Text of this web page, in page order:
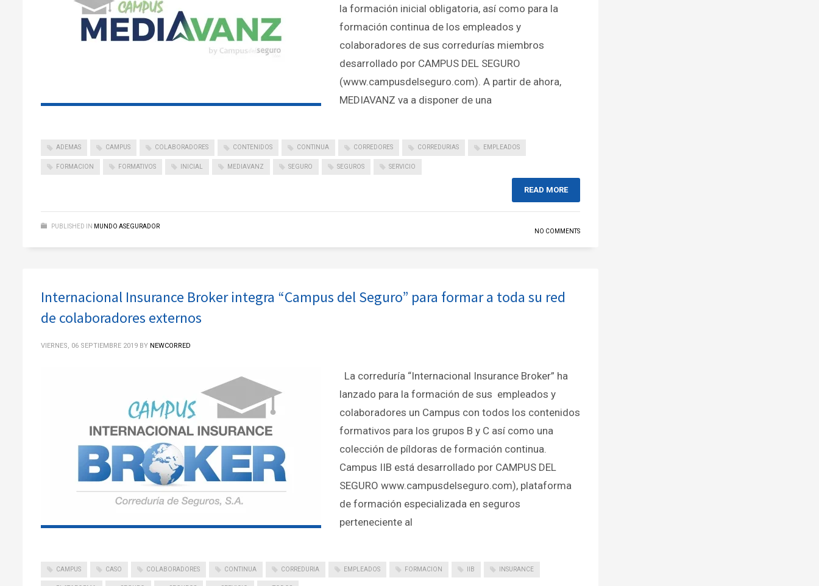
la formación inicial obligatoria, así como para la
formación continua de los empleados y
colaboradores de sus corredurías miembros
desarrollado por CAMPUS DEL SEGURO
(www.campusdelseguro.com). A partir de ahora,
MEDIAVANZ va a disponer de una
ADEMAS CAMPUS COLABORADORES CONTENIDOS CONTINUA CORREDORES CORREDURIAS EMPLEADOS
FORMACION FORMATIVOS INICIAL MEDIAVANZ SEGURO SEGUROS SERVICIO
READ MORE
PUBLISHED IN MUNDO ASEGURADOR
NO COMMENTS
Internacional Insurance Broker integra “Campus del Seguro” para formar a toda su red
de colaboradores externos
VIERNES, 06 SEPTIEMBRE 2019 BY NEWCORRED
La correduría “Internacional Insurance Broker” ha
lanzado para la formación de sus empleados y
colaboradores un Campus con todos los contenidos
formativos para los grupos B y C así como una
colección de píldoras de formación continua.
Campus IIB está desarrollado por CAMPUS DEL
SEGURO www.campusdelseguro.com), plataforma
de formación especializada en seguros
perteneciente al
CAMPUS CASO COLABORADORES CONTINUA CORREDURIA EMPLEADOS FORMACION IIB INSURANCE